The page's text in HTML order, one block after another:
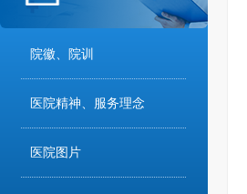
院徽、院训
医院精神、服务理念
医院图片